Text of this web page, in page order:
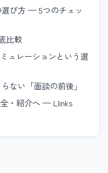
び方 — 5つのチェッ
比較
ュレーションという選
ない「面談の前後」
・紹介へ — Llinks